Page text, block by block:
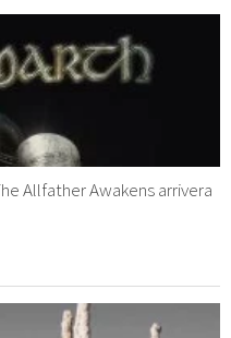
Allfather Awakens arrivera